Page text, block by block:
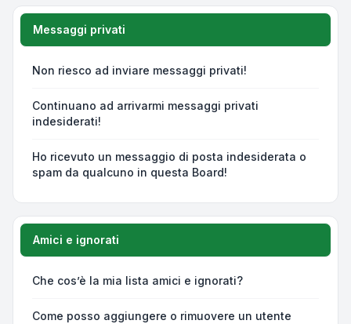
Messaggi privati
Non riesco ad inviare messaggi privati!
Continuano ad arrivarmi messaggi privati
indesiderati!
Ho ricevuto un messaggio di posta indesiderata o
spam da qualcuno in questa Board!
Amici e ignorati
Che cos’è la mia lista amici e ignorati?
Come posso aggiungere o rimuovere un utente